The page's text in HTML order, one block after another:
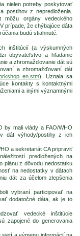
nielen potreby poskytovať
postihov z nepredloženia.
môžu orgány vedeckého
prípade, že chýbajúce dáta
budú stiahnuté.
inštitúcií (a výskumných
obyvateľstvo a hľadanie
a zhromažďovanie dát sú
a zhromažďovaní dát
). Uznala sa
kontakty s kontaktnými
a inými významnými
by mali vlády a FAO/WHO
dát výhody/postihy z ich
a sekretariát CA pripraviť
predložených na
plánu z dôvodu nedostatku
na nedostatky v dátach
dát za účelom zlepšenia
vybraní participovať na
dodatočné dáta, ak je to
vedecké inštitúcie
zapojené do generovania